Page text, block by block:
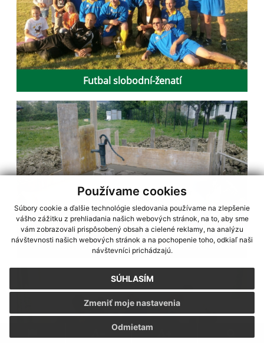
Používame cookies
Súbory cookie a ďalšie technológie sledovania používame na zlepšenie
vášho zážitku z prehliadania našich webových stránok, na to, aby sme
vám zobrazovali prispôsobený obsah a cielené reklamy, na analýzu
návštevnosti našich webových stránok a na pochopenie toho, odkiaľ naši
návštevníci prichádzajú.
SÚHLASÍM
Odmietam
Zmeniť moje nastavenia
Futbal slobodní-ženatí
Záchrana prameňov na Poľakovke